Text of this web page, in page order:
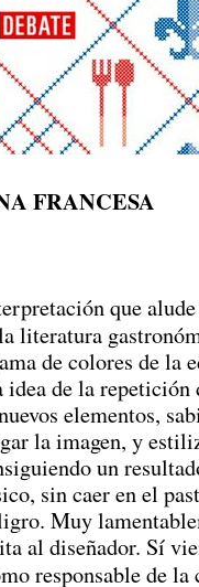
FRANCESA
que
literatura
de colores de la
de la repetición
elementos,
la imagen, y
un
sin caer en el
Muy
al diseñador. Sí
responsable de